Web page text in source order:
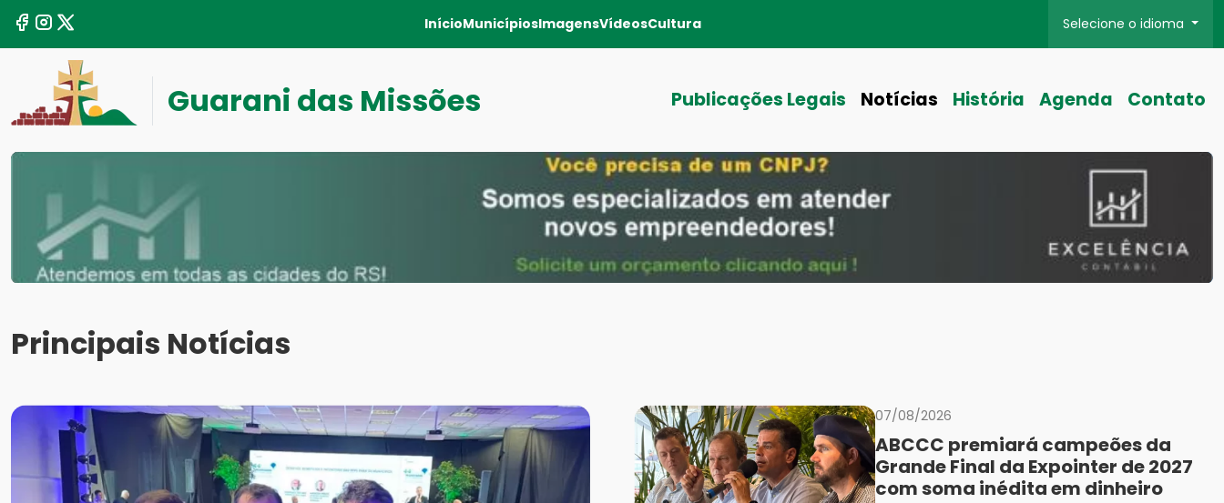
InícioMunicípiosImagensVídeosCultura Selecione o idioma
Guarani das Missões Publicações Legais Notícias História Agenda Contato
Principais Notícias
07/08/2026
ABCCC premiará campeões da
Grande Final da Expointer de 2027
com soma inédita em dinheiro